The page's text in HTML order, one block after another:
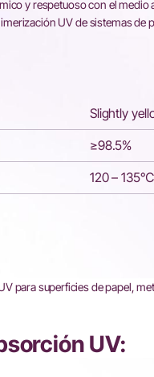
y respetuoso con el
UV de sistemas
Slightly
≥98.5%
120 – 135℃
para superficies de papel,
UV: